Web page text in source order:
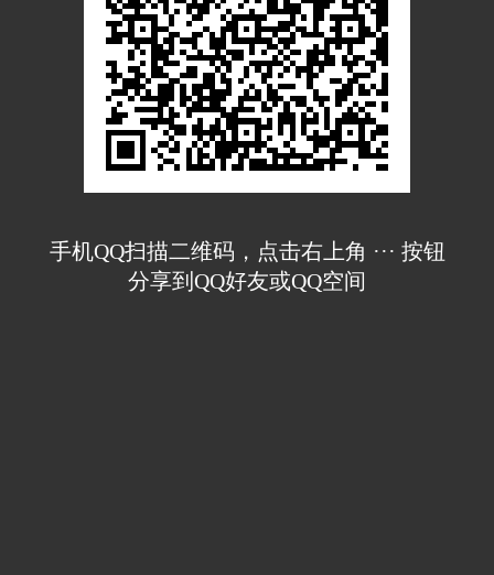
手机QQ扫描二维码，点击右上角 ··· 按钮
分享到QQ好友或QQ空间